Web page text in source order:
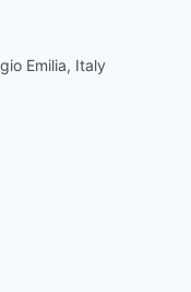
Emilia, Italy